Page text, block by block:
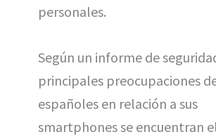
personales.
Según un informe de
principales preocupaciones
españoles en relación a sus
smartphones se encuentran